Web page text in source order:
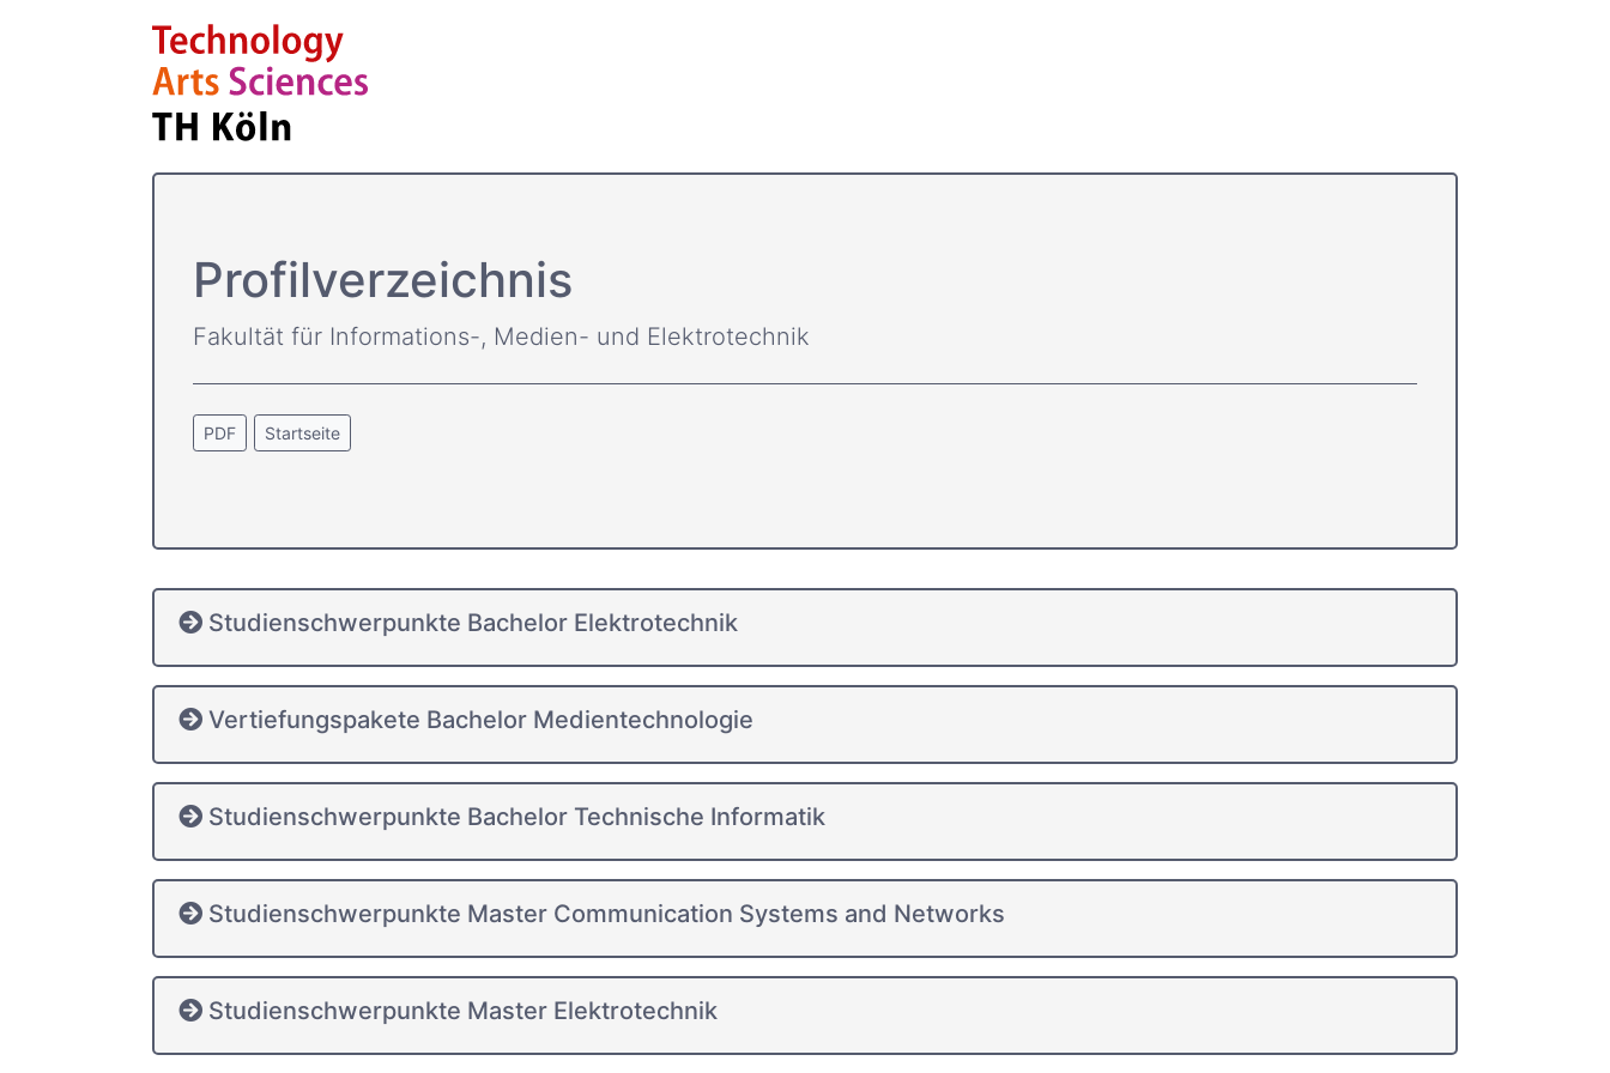
Profilverzeichnis
Fakultät für Informations-, Medien- und Elektrotechnik
PDF Startseite
Studienschwerpunkte Bachelor Elektrotechnik
Vertiefungspakete Bachelor Medientechnologie
Studienschwerpunkte Bachelor Technische Informatik
Studienschwerpunkte Master Communication Systems and Networks
Studienschwerpunkte Master Elektrotechnik